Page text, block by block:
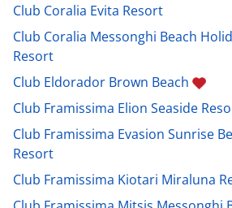
Club Coralia Evita Resort
Club Coralia Messonghi Beach
Resort
Club Eldorador Brown Beach
Club Framissima Elion Seaside
Club Framissima Evasion Sunrise
Resort
Club Framissima Kiotari Miraluna